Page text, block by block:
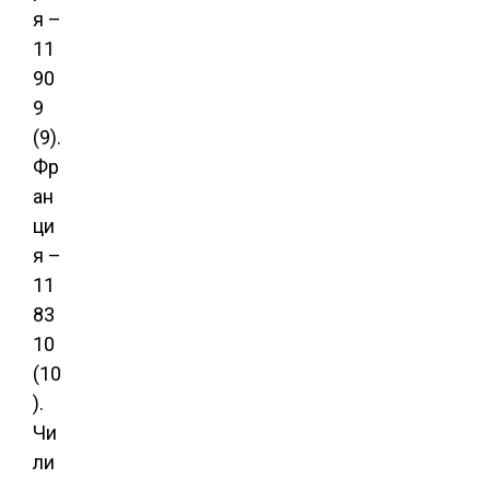
я –
11
90
9
(9).
Фр
ан
ци
я –
11
83
10
(10
).
Чи
ли